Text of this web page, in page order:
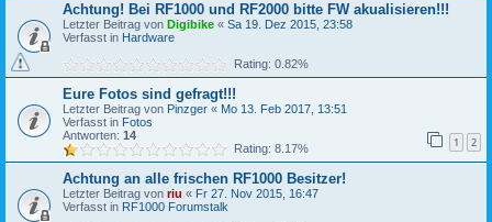
Achtung! Bei RF1000 und RF2000 bitte FW akualisieren!!!
Letzter Beitrag von Digibike « Sa 19. Dez 2015, 23:58
Verfasst in Hardware
Rating: 0.82%
Eure Fotos sind gefragt!!!
Letzter Beitrag von Pinzger « Mo 13. Feb 2017, 13:51
Verfasst in Fotos
Antworten: 14 1 2
Rating: 8.17%
Achtung an alle frischen RF1000 Besitzer!
Letzter Beitrag von riu « Fr 27. Nov 2015, 16:47
Verfasst in RF1000 Forumstalk